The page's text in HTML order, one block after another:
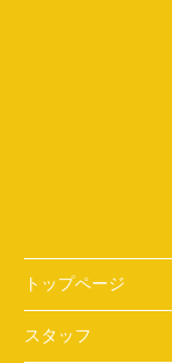
トップページ
スタッフ